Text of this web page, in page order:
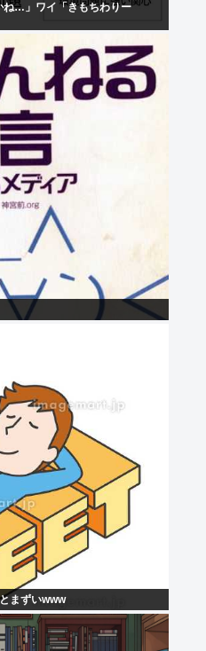
…」ワイ「きもちわりー
まずいwww